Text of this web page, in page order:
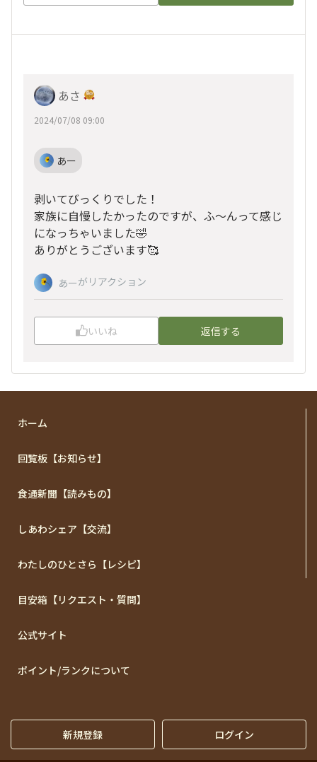
あさ
2024/07/08 09:00
あー
剥いてびっくりでした！
家族に自慢したかったのですが、ふ〜んって感じ
になっちゃいました🤣
ありがとうございます🥰
あーがリアクション
いいね 返信する
ホーム
回覧板【お知らせ】
食通新聞【読みもの】
しあわシェア【交流】
わたしのひとさら【レシピ】
目安箱【リクエスト・質問】
公式サイト
ポイント/ランクについて
新規登録 ログイン